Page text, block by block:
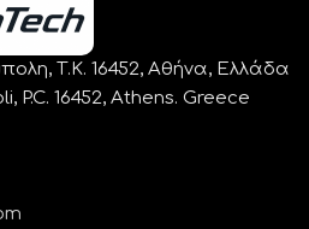
Τ.Κ. 16452, Αθήνα, Ελλάδα
P.C. 16452, Athens. Greece